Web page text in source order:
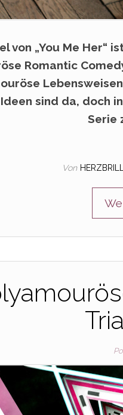
von „You Me Her“
Romantic
sind da, doch
Serie
Von